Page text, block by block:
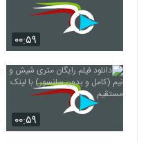
۰۰:۵۹
۰۰:۵۹